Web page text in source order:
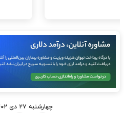
چهارشنبه ۲۷ دی ۱۴۰۲ - ۱۳:۴۹